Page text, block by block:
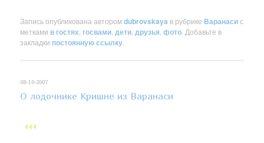
Запись опубликована авторомdubrovskaya в рубрикеВаранасис
метками в гостях госвами дети друзья ,фото . Добавьте в
закладки постоянную ссылку
08-10-2007
О лодочнике Кришне из Варанаси